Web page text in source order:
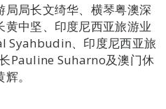
局长文绮华、横琴粤澳深
黄中坚、印度尼西亚旅游业
Syahbudin、印度尼西亚旅
Pauline Suharno及澳门休
。